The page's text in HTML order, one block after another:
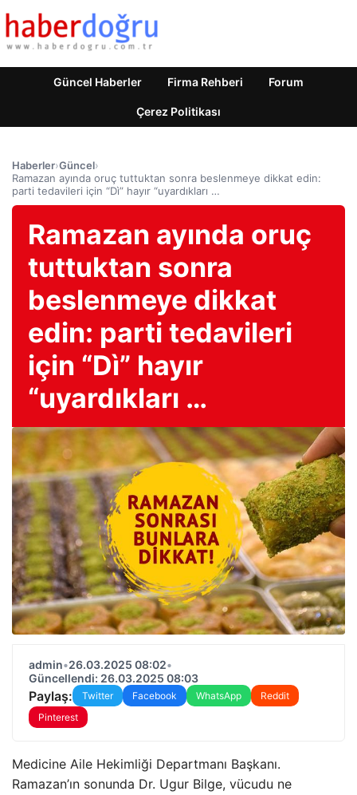
Güncel Haberler Firma Rehberi Forum
Çerez Politikası
Haberler›Güncel›
Ramazan ayında oruç tuttuktan sonra beslenmeye dikkat edin:
parti tedavileri için “Dì” hayır “uyardıkları …
Ramazan ayında oruç
tuttuktan sonra
beslenmeye dikkat
edin: parti tedavileri
için “Dì” hayır
“uyardıkları …
admin•26.03.2025 08:02•
Güncellendi: 26.03.2025 08:03
Paylaş: Twitter Facebook WhatsApp
Reddit
Pinterest
Medicine Aile Hekimliği Departmanı Başkanı.
Ramazan’ın sonunda Dr. Ugur Bilge, vücudu ne